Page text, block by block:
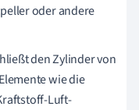
oder andere
den Zylinder von
wie die
Luft-